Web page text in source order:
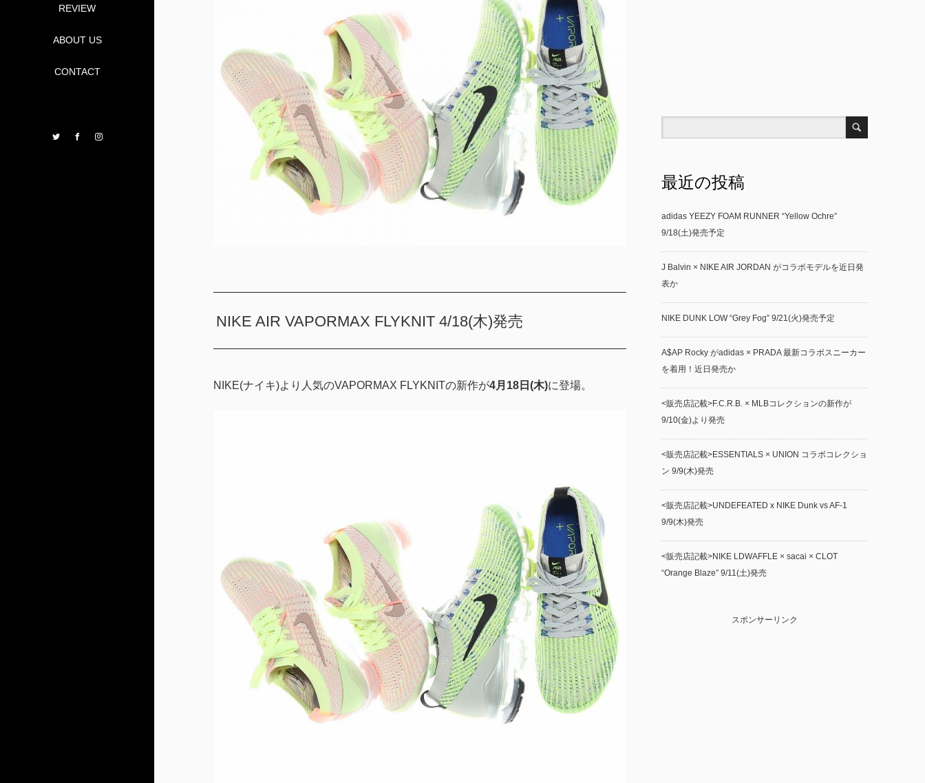
REVIEW
ABOUT US
CONTACT
TwitterFacebook
NIKE AIR VAPORMAX FLYKNIT 4/18(木)発売
NIKE(ナイキ)より人気のVAPORMAX FLYKNITの新作が4月18日(木)に登場。
最近の投稿
adidas YEEZY FOAM RUNNER “Yellow Ochre”
9/18(土)発売予定
J Balvin × NIKE AIR JORDAN がコラボモデルを近日発
表か
NIKE DUNK LOW “Grey Fog” 9/21(火)発売予定
A$AP Rocky がadidas × PRADA 最新コラボスニーカー
を着用！近日発売か
<販売店記載>F.C.R.B. × MLBコレクションの新作が
9/10(金)より発売
<販売店記載>ESSENTIALS × UNION コラボコレクショ
ン 9/9(木)発売
<販売店記載>UNDEFEATED x NIKE Dunk vs AF-1
9/9(木)発売
<販売店記載>NIKE LDWAFFLE × sacai × CLOT
“Orange Blaze” 9/11(土)発売
スポンサーリンク